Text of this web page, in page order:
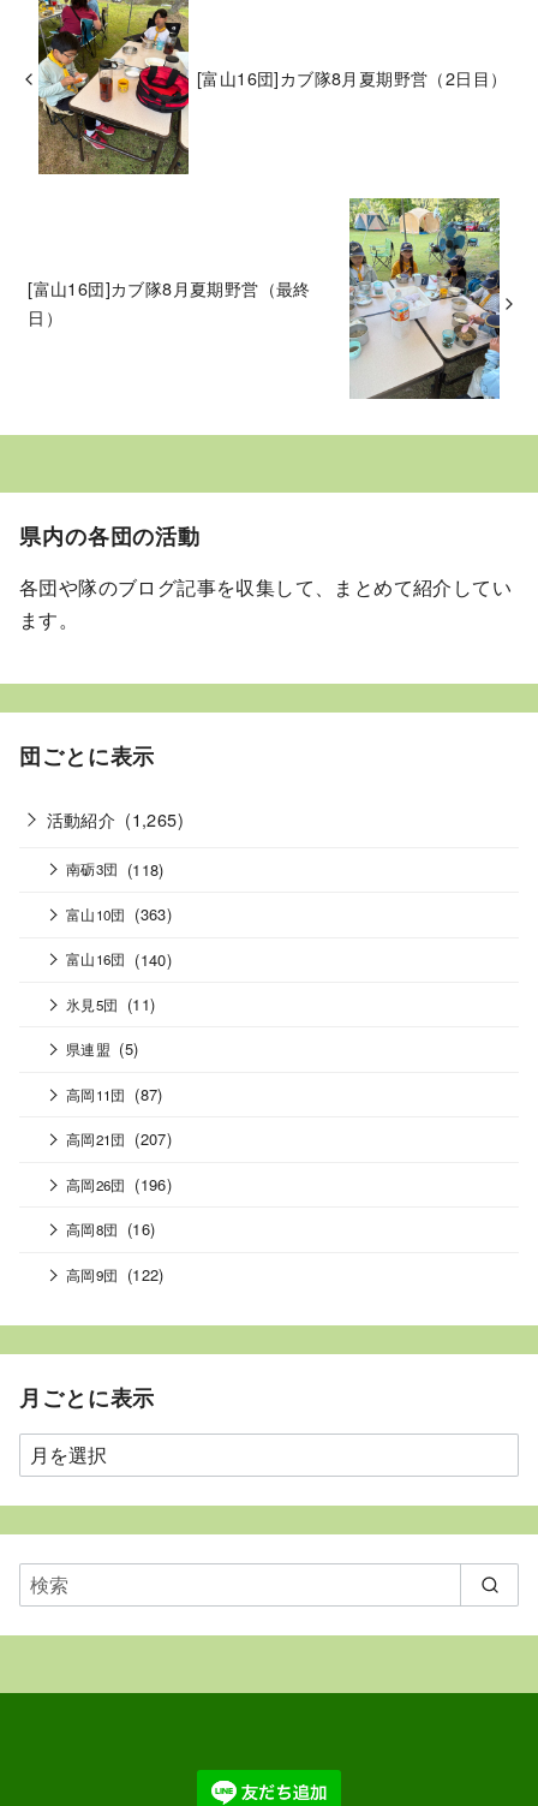
[富山16団]カブ隊8月夏期野営（2日目）
[富山16団]カブ隊8月夏期野営（最終
日）
県内の各団の活動
各団や隊のブログ記事を収集して、まとめて紹介してい
ます。
団ごとに表示
活動紹介 (1,265)
南砺3団 (118)
富山10団 (363)
富山16団 (140)
氷見5団 (11)
県連盟 (5)
高岡11団 (87)
高岡21団 (207)
高岡26団 (196)
高岡8団 (16)
高岡9団 (122)
月ごとに表示
月
ご
と
表
示